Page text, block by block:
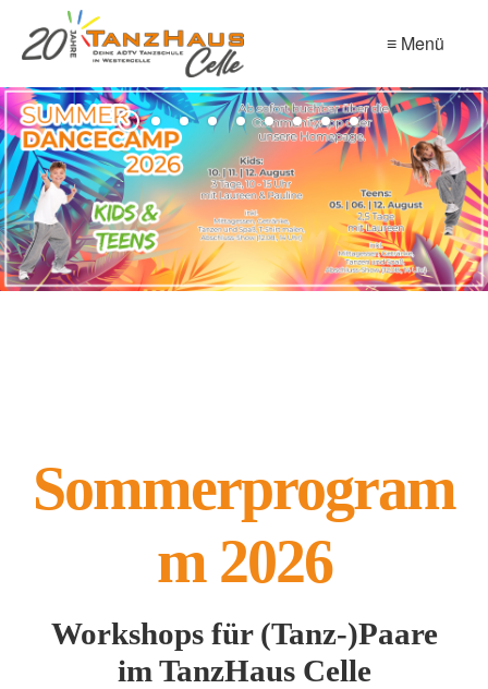
≡ Menü
Sommerprogram
m 2026
Workshops für (Tanz-)Paare
im TanzHaus Celle